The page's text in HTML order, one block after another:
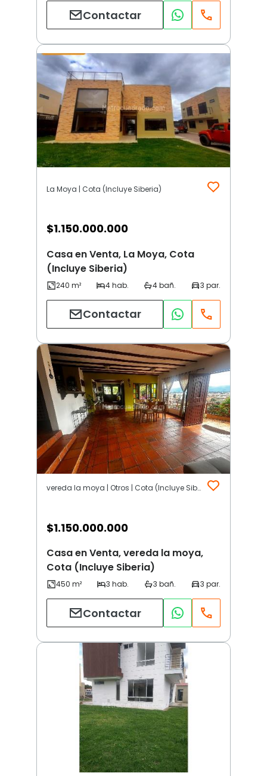
Contactar
La Moya | Cota (Incluye Siberia)
$1.150.000.000
Casa en Venta, La Moya, Cota
(Incluye Siberia)
Contactar
vereda la moya | Otros | Cota (Incluye Siberia)
$1.150.000.000
Casa en Venta, vereda la moya,
Cota (Incluye Siberia)
Contactar